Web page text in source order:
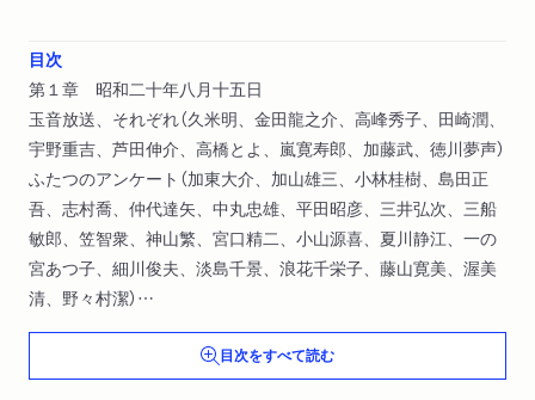
目次
第１章 昭和二十年八月十五日
玉音放送、それぞれ（久米明、金田龍之介、高峰秀子、田崎潤、
宇野重吉、芦田伸介、高橋とよ、嵐寛寿郎、加藤武、徳川夢声）
ふたつのアンケート（加東大介、加山雄三、小林桂樹、島田正
吾、志村喬、仲代達矢、中丸忠雄、平田昭彦、三井弘次、三船
敏郎、笠智衆、神山繁、宮口精二、小山源喜、夏川静江、一の
宮あつ子、細川俊夫、淡島千景、浪花千栄子、藤山寛美、渥美
清、野々村潔）
北満に友をかへりみて（伊東薫、池部良）
目次をすべて読む